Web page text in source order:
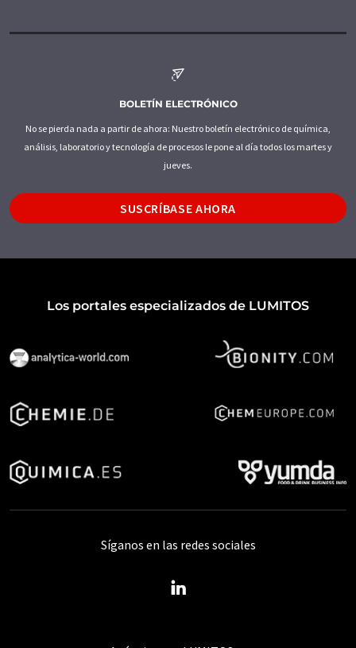
BOLETÍN ELECTRÓNICO
No se pierda nada a partir de ahora: Nuestro boletín electrónico de química,
análisis, laboratorio y tecnología de procesos le pone al día todos los martes y
jueves.
SUSCRÍBASE AHORA
Los portales especializados de LUMITOS
Síganos en las redes sociales